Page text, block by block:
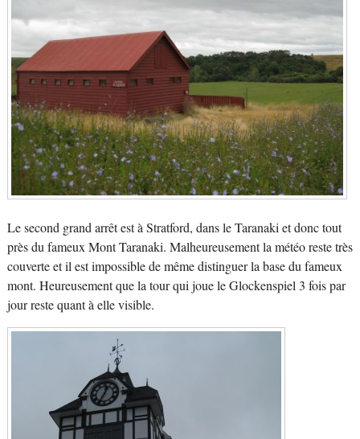
Le second grand arrêt est à Stratford, dans le Taranaki et donc tout
près du fameux Mont Taranaki. Malheureusement la météo reste très
couverte et il est impossible de même distinguer la base du fameux
mont. Heureusement que la tour qui joue le Glockenspiel 3 fois par
jour reste quant à elle visible.